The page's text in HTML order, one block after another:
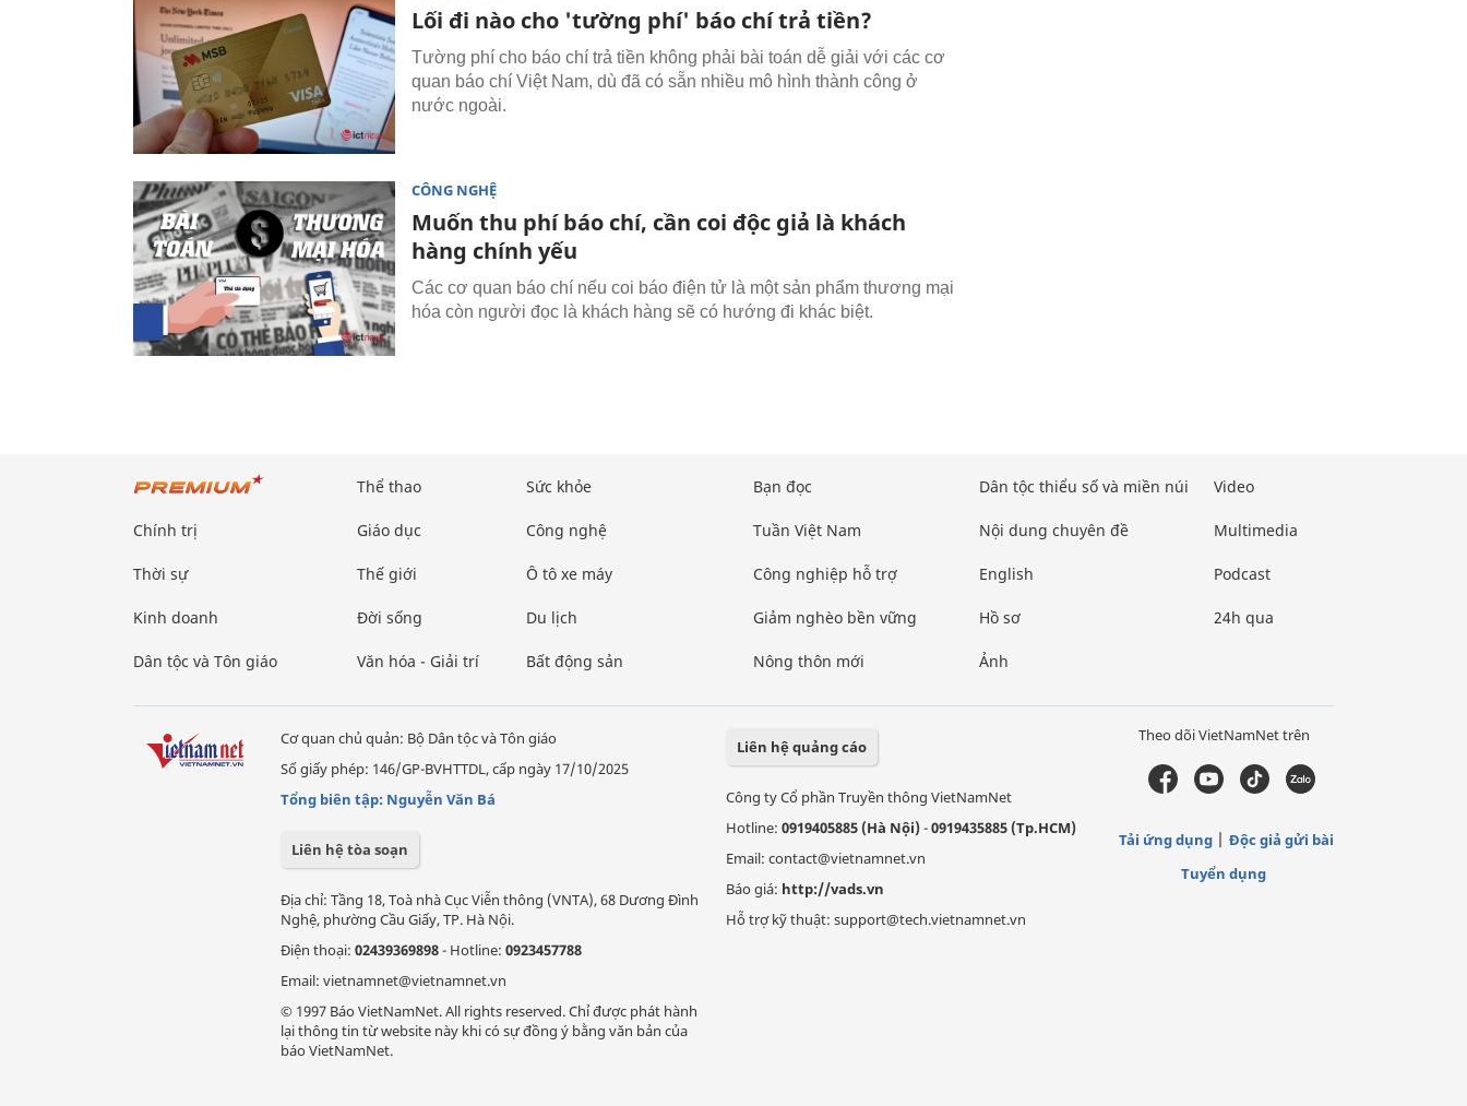
Lối đi nào cho 'tường phí' báo chí trả tiền?
Tường phí cho báo chí trả tiền không phải bài toán dễ giải với các cơ
quan báo chí Việt Nam, dù đã có sẵn nhiều mô hình thành công ở
nước ngoài.
CÔNG NGHỆ
Muốn thu phí báo chí, cần coi độc giả là khách
hàng chính yếu
Các cơ quan báo chí nếu coi báo điện tử là một sản phẩm thương mại
hóa còn người đọc là khách hàng sẽ có hướng đi khác biệt.
Chính trị
Thời sự
Kinh doanh
Dân tộc và Tôn giáo
Thể thao
Giáo dục
Thế giới
Đời sống
Văn hóa - Giải trí
Sức khỏe
Công nghệ
Ô tô xe máy
Du lịch
Bất động sản
Bạn đọc
Tuần Việt Nam
Công nghiệp hỗ trợ
Giảm nghèo bền vững
Nông thôn mới
Dân tộc thiểu số và miền núi
Nội dung chuyên đề
English
Hồ sơ
Ảnh
Video
Multimedia
Podcast
24h qua
Cơ quan chủ quản: Bộ Dân tộc và Tôn giáo
Số giấy phép: 146/GP-BVHTTDL, cấp ngày 17/10/2025
Tổng biên tập: Nguyễn Văn Bá
Liên hệ tòa soạn
Địa chỉ: Tầng 18, Toà nhà Cục Viễn thông (VNTA), 68 Dương Đình
Nghệ, phường Cầu Giấy, TP. Hà Nội.
Điện thoại: 02439369898- Hotline: 0923457788
Email: vietnamnet@vietnamnet.vn
© 1997 Báo VietNamNet. All rights reserved. Chỉ được phát hành
lại thông tin từ website này khi có sự đồng ý bằng văn bản của
báo VietNamNet.
Liên hệ quảng cáo
Công ty Cổ phần Truyền thông VietNamNet
Hotline: 0919405885 (Hà Nội)-0919435885 (Tp.HCM)
Email: contact@vietnamnet.vn
Báo giá: http://vads.vn
Hỗ trợ kỹ thuật: support@tech.vietnamnet.vn
Theo dõi VietNamNet trên
Tải ứng dụng
Độc giả gửi bài
Tuyển dụng